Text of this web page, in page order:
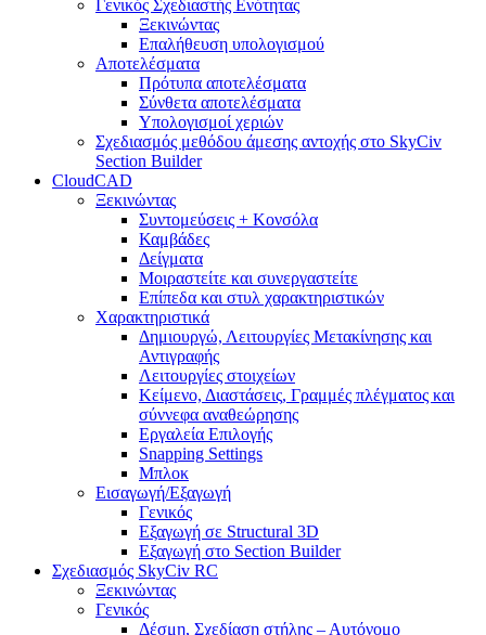
Γενικός Σχεδιαστής Ενότητας
Ξεκινώντας
Επαλήθευση υπολογισμού
Αποτελέσματα
Πρότυπα αποτελέσματα
Σύνθετα αποτελέσματα
Υπολογισμοί χεριών
Σχεδιασμός μεθόδου άμεσης αντοχής στο SkyCiv
Section Builder
CloudCAD
Ξεκινώντας
Συντομεύσεις + Κονσόλα
Καμβάδες
Δείγματα
Μοιραστείτε και συνεργαστείτε
Επίπεδα και στυλ χαρακτηριστικών
Χαρακτηριστικά
Δημιουργώ, Λειτουργίες Μετακίνησης και
Αντιγραφής
Λειτουργίες στοιχείων
Κείμενο, Διαστάσεις, Γραμμές πλέγματος και
σύννεφα αναθεώρησης
Εργαλεία Επιλογής
Snapping Settings
Μπλοκ
Εισαγωγή/Εξαγωγή
Γενικός
Εξαγωγή σε Structural 3D
Εξαγωγή στο Section Builder
Σχεδιασμός SkyCiv RC
Ξεκινώντας
Γενικός
Δέσμη, Σχεδίαση στήλης – Αυτόνομο